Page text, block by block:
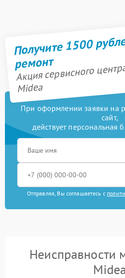
Получите 1500
ремонт
Акция сервисного
Midea
При оформлении заявки на
сайт,
действует персональная
Отправляя, Вы соглашаетесь с
Неисправности
Midea